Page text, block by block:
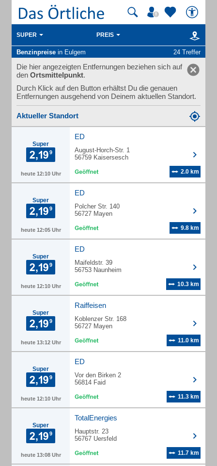
SUPER PREIS
Benzinpreise in Eulgem 24 Treffer
Die hier angezeigten Entfernungen beziehen sich auf
den Ortsmittelpunkt.
Durch Klick auf den Button erhältst Du die genauen
Entfernungen ausgehend von Deinem aktuellen Standort.
Aktueller Standort
Super
heute 12:10 Uhr
ED
August-Horch-Str. 1
56759 Kaisersesch
2.0 km
Super
heute 12:05 Uhr
ED
Polcher Str. 140
56727 Mayen
9.8 km
Super
heute 12:10 Uhr
ED
Maifeldstr. 39
56753 Naunheim
10.3 km
Super
heute 13:12 Uhr
Raiffeisen
Koblenzer Str. 168
56727 Mayen
11.0 km
Super
heute 12:10 Uhr
ED
Vor den Birken 2
56814 Faid
11.3 km
Super
heute 13:08 Uhr
TotalEnergies
Hauptstr. 23
56767 Uersfeld
11.7 km